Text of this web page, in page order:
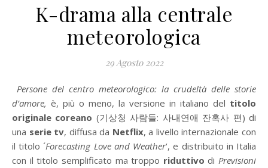
K-drama alla centrale
meteorologica
29 Agosto 2022
Persone del centro meteorologico: la crudeltà delle storie
d’amore, è, più o meno, la versione in italiano del titolo
originale coreano (기상청 사람들: 사내연애 잔혹사 편) di
una serie tv, diffusa da Netflix, a livello internazionale con
il titolo ´Forecasting Love and Weather‘, e distribuito in Italia
con il titolo semplificato ma troppo riduttivo di Previsioni